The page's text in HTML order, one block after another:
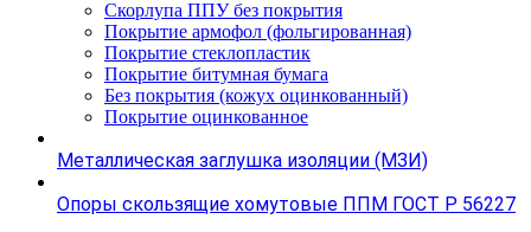
Скорлупа ППУ без покрытия
Покрытие армофол (фольгированная)
Покрытие стеклопластик
Покрытие битумная бумага
Без покрытия (кожух оцинкованный)
Покрытие оцинкованное
Металлическая заглушка изоляции (МЗИ)
Опоры скользящие хомутовые ППМ ГОСТ Р 56227